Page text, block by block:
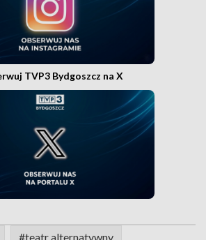
TVP3 Bydgoszcz na X
#teatr alternatywny